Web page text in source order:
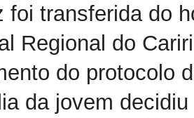
foi transferida do
Regional do
do protocolo
da jovem